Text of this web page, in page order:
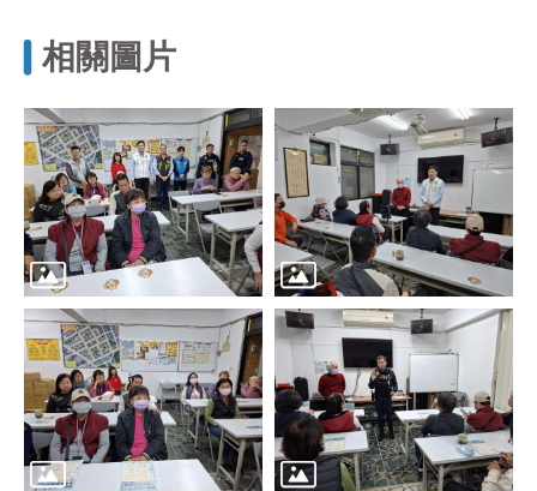
統
文
化
局
文
化
資
產
臺
北
市
區
里
界
相關圖片